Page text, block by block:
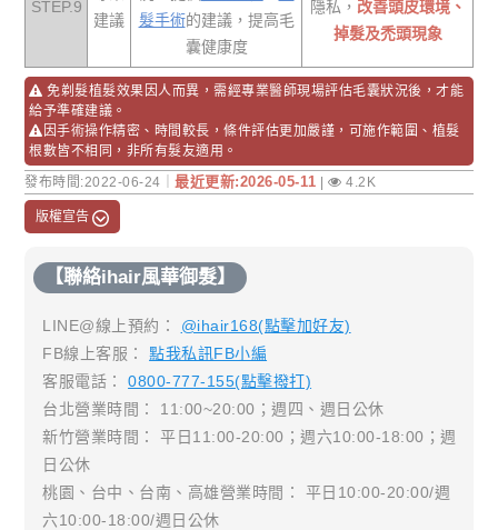
STEP.9
建議
髮手術的建議，提高毛
囊健康度
隱私， 改善頭皮環境、
掉髮及禿頭現象
免剃髮植髮效果因人而異，需經專業醫師現場評估毛囊狀況後，才能
給予準確建議。
因手術操作精密、時間較長，條件評估更加嚴謹，可施作範圍、植髮
根數皆不相同，非所有髮友適用。
發布時間:2022-06-24｜ 最近更新:2026-05-11 4.2K
版權宣告
【聯絡ihair風華御髮】
LINE@線上預約： @ihair168(點擊加好友)
FB線上客服：點我私訊FB小編
客服電話：0800-777-155(點擊撥打)
台北營業時間： 11:00~20:00；週四、週日公休
新竹營業時間： 平日11:00-20:00；週六10:00-18:00；週
日公休
桃園、台中、台南、高雄營業時間： 平日10:00-20:00/週
六10:00-18:00/週日公休